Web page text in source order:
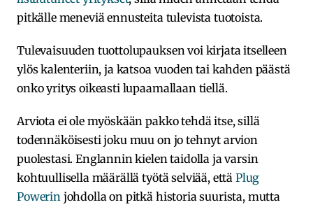
pitkälle meneviä ennusteita tulevista tuotoista.
Tulevaisuuden tuottolupauksen voi kirjata itselleen
ylös kalenteriin, ja katsoa vuoden tai kahden päästä
onko yritys oikeasti lupaamallaan tiellä.
Arviota ei ole myöskään pakko tehdä itse, sillä
todennäköisesti joku muu on jo tehnyt arvion
puolestasi. Englannin kielen taidolla ja varsin
kohtuullisella määrällä työtä selviää, että Plug
Powerin johdolla on pitkä historia suurista, mutta